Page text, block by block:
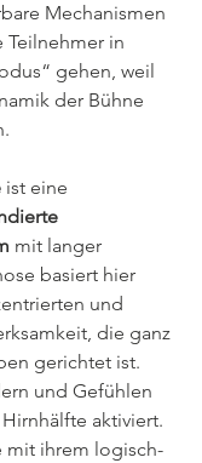
Mechanismen
Teilnehmer in
gehen, weil
der Bühne
ist eine
mit langer
basiert hier
und
die ganz
gerichtet ist.
und Gefühlen
aktiviert.
mit ihrem logisch-